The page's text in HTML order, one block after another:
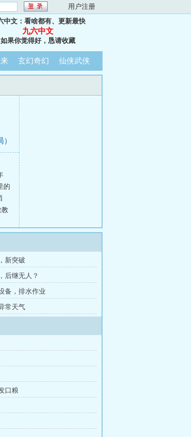
用户注册
中文：看啥都有、更新最快
九六中文
如果你觉得好，恳请收藏
玄幻奇幻 仙侠武侠
的
新突破
后继无人？
备，排水作业
常天气
口粮